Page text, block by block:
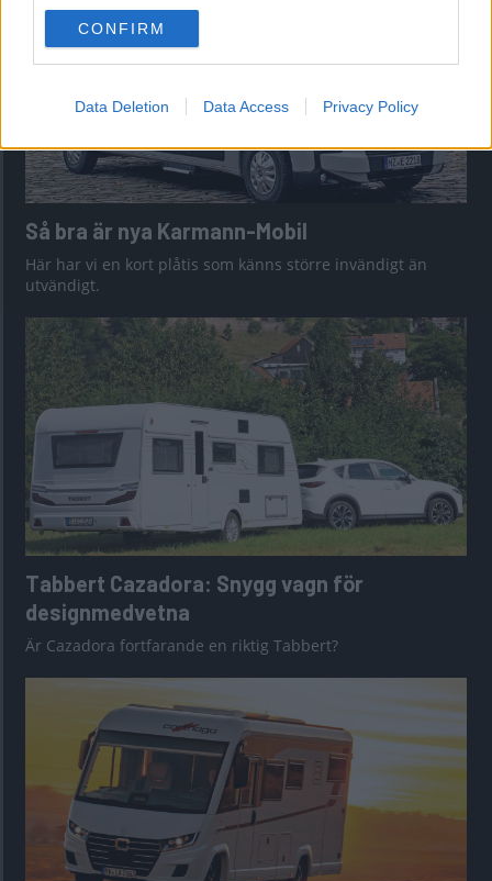
use your data for below specified purposes in below Google
consent section.
CONFIRM
Data Deletion Data Access Privacy Policy
Så bra är nya Karmann-Mobil
Här har vi en kort plåtis som känns större invändigt än
utvändigt.
Tabbert Cazadora: Snygg vagn för
designmedvetna
Är Cazadora fortfarande en riktig Tabbert?